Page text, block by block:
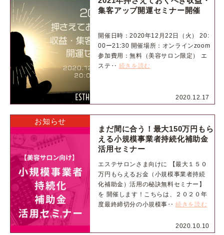
2020.12.17
集客アップ開運セミナー開催
開催日時：2020年12月22日（火） 20:
00ー21:30 開催場所：オンラインzoom
参加費用：無料（美容サロン限定） エ
ステ‥ 続きを読む
お知らせ
2020.10.10
まだ間に合う！最大150万円もら
える小規模事業者持続化補助金
活用セミナー
エステサロンさま向けに 【最大１５０
万円もらえるお金（小規模事業者持続
化補助金）活用の秘訣無料セミナー】
を 開催します！こちらは、２０２０年
度最終締切分の小規模事‥続きを読む